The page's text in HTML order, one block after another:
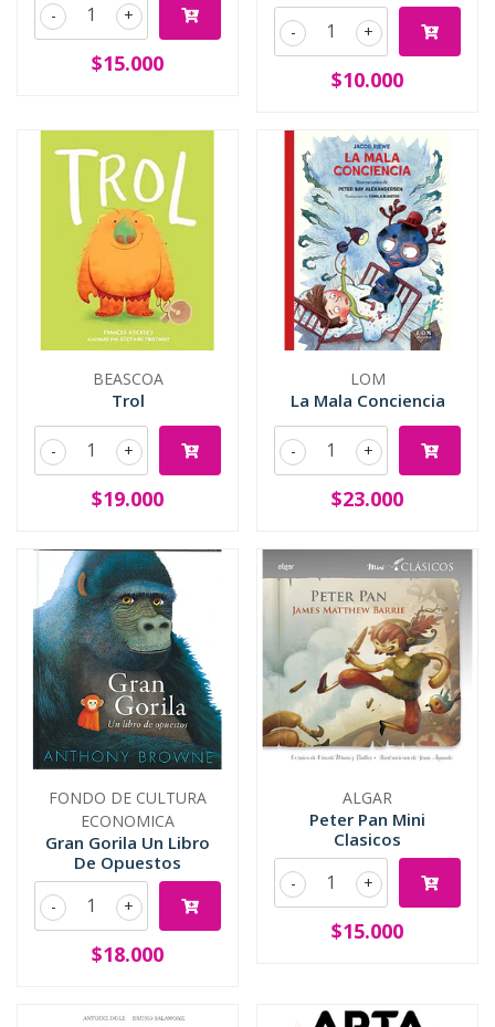
+
-
$15.000
+
-
$10.000
BEASCOA
Trol
+
-
$19.000
LOM
La Mala Conciencia
+
-
$23.000
FONDO DE CULTURA
ECONOMICA
Gran Gorila Un Libro
De Opuestos
+
-
$18.000
ALGAR
Peter Pan Mini
Clasicos
+
-
$15.000